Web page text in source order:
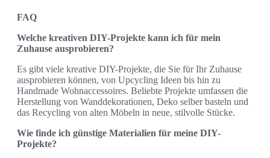
FAQ
Welche kreativen DIY-Projekte kann ich für mein
Zuhause ausprobieren?
Es gibt viele kreative DIY-Projekte, die Sie für Ihr Zuhause
ausprobieren können, von Upcycling Ideen bis hin zu
Handmade Wohnaccessoires. Beliebte Projekte umfassen die
Herstellung von Wanddekorationen, Deko selber basteln und
das Recycling von alten Möbeln in neue, stilvolle Stücke.
Wie finde ich günstige Materialien für meine DIY-
Projekte?